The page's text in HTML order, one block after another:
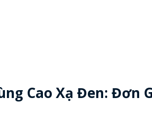
Cao Xạ Đen: Đơn